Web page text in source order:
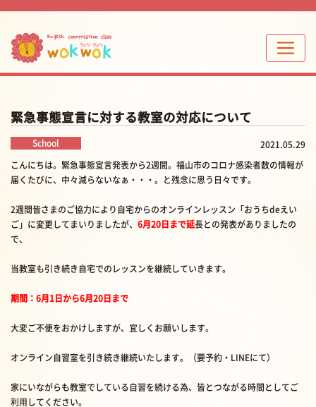
緊急事態宣言に対する教室の対応について
School 2021.05.29
こんにちは。緊急事態宣言発表から2週間。福山市のコロナ感染者数の情報が
届くたびに、中々減らないなぁ・・・。と残念に思う日々です。
2週間皆さまのご協力により自宅からのオンラインレッスン「おうちdeえい
ご」に変更してまいりましたが、 6月20日まで延長との発表がありましたの
で、
当教室も引き続き自宅でのレッスンを継続していきます。
期間：6月1日から6月20日まで
大変ご不便をおかけしますが、宜しくお願いします。
オンライン自習室を引き続き継続いたします。（要予約・LINEにて）
家にいながらも教室でしている自習を続ける為、皆とつながる時間としてご
利用してください。